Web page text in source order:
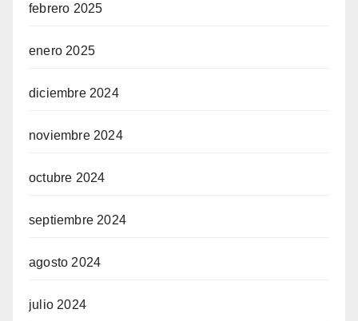
febrero 2025
enero 2025
diciembre 2024
noviembre 2024
octubre 2024
septiembre 2024
agosto 2024
julio 2024